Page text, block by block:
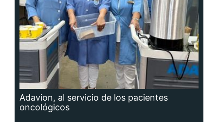
Adavion, al servicio de los pacientes
oncológicos